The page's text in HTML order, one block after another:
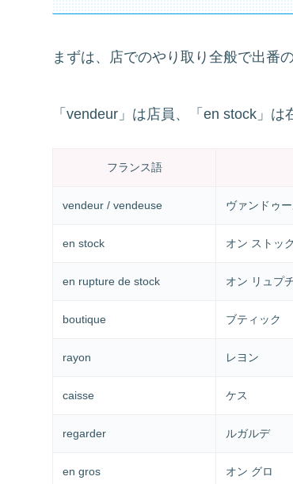
まずは、店でのやり取り全般で出番
「vendeur」は店員、「en stock」は
フランス語
vendeur / vendeuse ヴァンドゥ
en stock オン ストック
en rupture de stock オン リュプ
boutique ブティック
rayon レヨン
caisse ケス
regarder ルガルデ
en gros オン グロ